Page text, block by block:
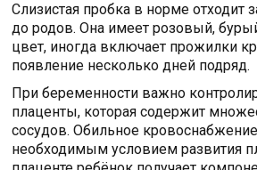
Слизистая пробка в норме отходит
до родов. Она имеет розовый,
цвет, иногда включает прожилки
появление несколько дней подряд.
При беременности важно
плаценты, которая содержит
сосудов. Обильное
необходимым условием развития